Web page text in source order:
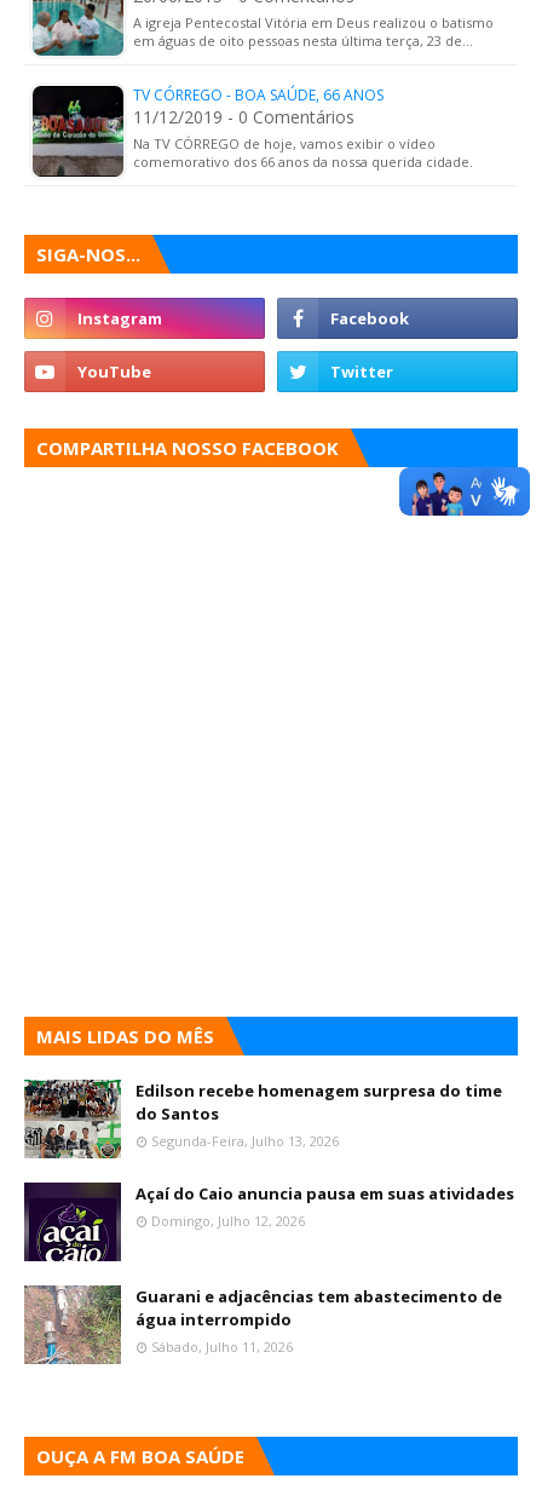
A igreja Pentecostal Vitória em Deus realizou o batismo
em águas de oito pessoas nesta última terça, 23 de…
TV CÓRREGO - BOA SAÚDE, 66 ANOS
11/12/2019 - 0 Comentários
Na TV CÓRREGO de hoje, vamos exibir o vídeo
comemorativo dos 66 anos da nossa querida cidade.
SIGA-NOS...
COMPARTILHA NOSSO FACEBOOK
MAIS LIDAS DO MÊS
Edilson recebe homenagem surpresa do time
do Santos
Segunda-Feira, Julho 13, 2026
Açaí do Caio anuncia pausa em suas atividades
Domingo, Julho 12, 2026
Guarani e adjacências tem abastecimento de
água interrompido
Sábado, Julho 11, 2026
OUÇA A FM BOA SAÚDE